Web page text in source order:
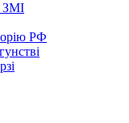
ЗМІ
РФ